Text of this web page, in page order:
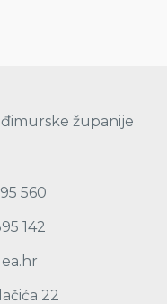
županije
560
142
22